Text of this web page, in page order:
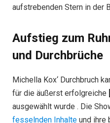
aufstrebenden Stern in der
Aufstieg zum
und Durchbrüche
Michella Kox‘ Durchbruch
für die äußerst erfolgreiche
ausgewählt wurde . Die
fesselnden Inhalte und ihre